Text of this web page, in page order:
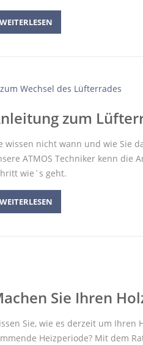
WEITERLESEN
zum
wissen nicht wann und wie Sie
ATMOS Techniker kenn die
wie´s geht.
WEITERLESEN
Sie Ihren
Sie, wie es derzeit um Ihren
Heizperiode? Mit dem